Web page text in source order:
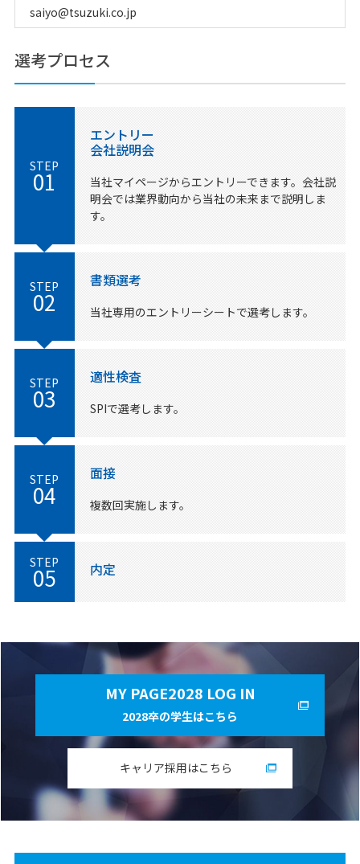
saiyo@tsuzuki.co.jp
選考プロセス
STEP
01
エントリー
会社説明会
当社マイページからエントリーできます。 会社説
明会では業界動向から当社の未来まで説明しま
す。
STEP
02
書類選考
当社専用のエントリーシートで選考します。
STEP
03
適性検査
SPIで選考します。
STEP
04
面接
複数回実施します。
STEP
05 内定
MY PAGE2028 LOG IN
2028卒の学生はこちら
キャリア採用はこちら